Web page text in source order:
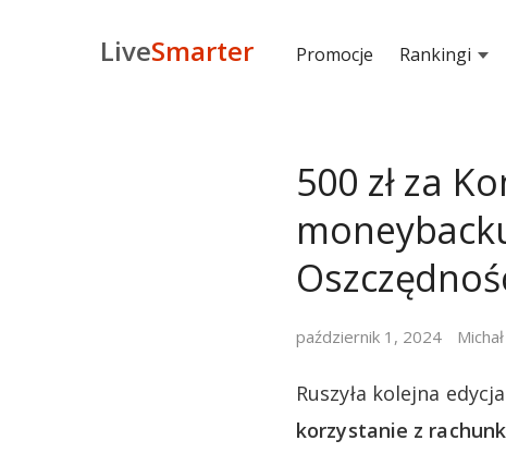
LiveSmarter Promocje Rankingi
500 zł za
październik 1, 2024 Michał
Ruszyła kolejna
korzystanie z